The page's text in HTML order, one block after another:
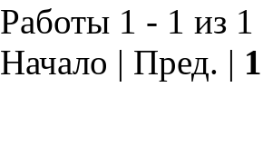
Работы 1 - 1 из 1
Начало | Пред. | 1